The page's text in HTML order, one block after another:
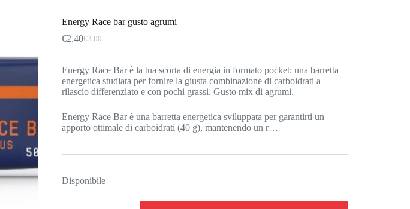
Energy Race bar gusto agrumi
€3.00
Il
originale
era:
€3.00.
€2.40Il
attuale
è:
€2.40.
Energy Race Bar è la tua scorta di energia in formato pocket: una barretta
energetica studiata per fornire la giusta combinazione di carboidrati a
rilascio differenziato e con pochi grassi. Gusto mix di agrumi.
Energy Race Bar è una barretta energetica sviluppata per garantirti un
apporto ottimale di carboidrati (40 g), mantenendo un r…
Disponibile